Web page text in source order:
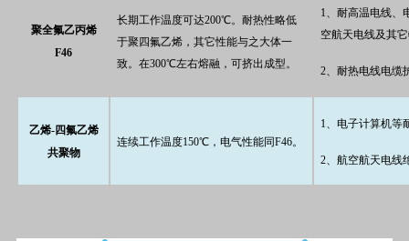
聚全氟乙丙烯
F46
长期工作温度可达200℃。耐热性略低
于聚四氟乙烯，其它性能与之大体一
致。在300℃左右熔融，可挤出成型。
1、耐高温电线、
空航天电线及其
2、耐热电线电缆
乙烯-四氟乙烯
共聚物
连续工作温度150℃，电气性能同F46。
1、电子计算机等
2、航空航天电线